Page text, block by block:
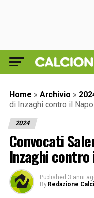
Home » Archivio »
di Inzaghi contro il
2024
Convocati
Inzaghi contro
Published 3 anni
By Redazione